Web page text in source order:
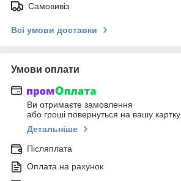
Самовивіз
Всі умови доставки
Умови оплати
Ви отримаєте замовлення
або гроші повернуться на вашу картку
Детальніше
Післяплата
Оплата на рахунок